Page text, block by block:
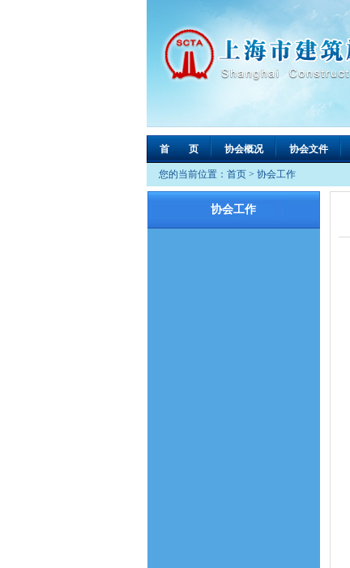
首 页 协会概况 协会文件
您的当前位置： 首页 > 协会工作
协会工作